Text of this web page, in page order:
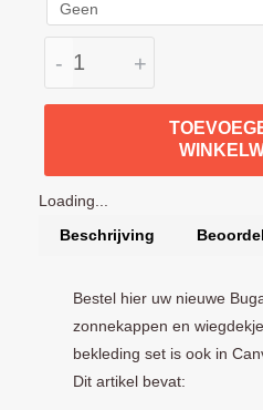
-
Wiegdekje
aantal
+
Loading...
Beschrijving
Bestel hier uw nieuwe
zonnekappen en
bekleding set is ook in
Dit artikel bevat: